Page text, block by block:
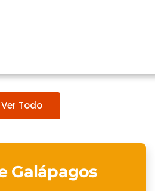
Ver Todo
Galápagos